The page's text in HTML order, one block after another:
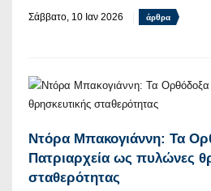
Σάββατο, 10 Ιαν 2026 άρθρα
Ντόρα Μπακογιάννη: Τα
Πατριαρχεία ως πυλώνες
σταθερότητας